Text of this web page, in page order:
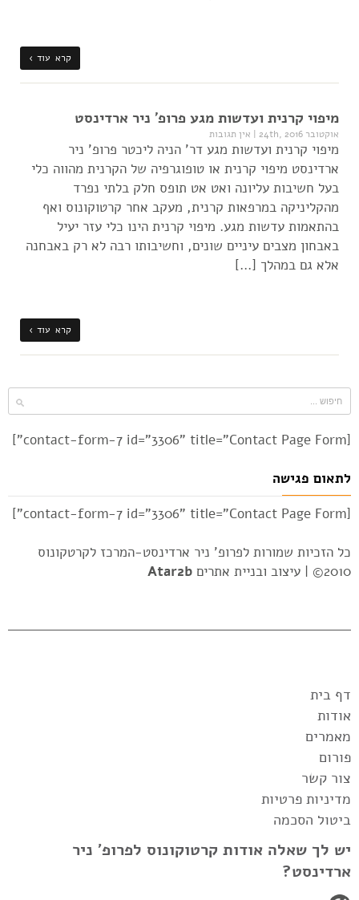
קרא עוד ›
מיפוי קרנית ועדשות מגע פרופ' ניר ארדינסט
אוקטובר 24th, 2016 | אין תגובות
מיפוי קרנית ועדשות מגע דר' הניה ליכטר פרופ' ניר
ארדינסט מיפוי קרנית או טופוגרפיה של הקרנית מהווה כלי
בעל חשיבות עליונה ואט אט תופס חלק בלתי נפרד
מהקליניקה במרפאות קרנית, מעקב אחר קרטוקונוס ואף
בהתאמות עדשות מגע. מיפוי קרנית הינו כלי עזר יעיל
באבחון מצבים עיניים שונים, וחשיבותו רבה לא רק באבחנה
אלא גם במהלך […]
קרא עוד ›
[contact-form-7 id="3306" title="Contact Page Form"]
לתאום פגישה
[contact-form-7 id="3306" title="Contact Page Form"]
כל הזכיות שמורות לפרופ' ניר ארדינסט-המרכז לקרטקונוס
2010© |
עיצוב ובניית אתרים Atar2b
דף בית
אודות
מאמרים
פורום
צור קשר
מדיניות פרטיות
ביטול הסכמה
יש לך שאלה אודות קרטוקונוס לפרופ' ניר
ארדינסט?